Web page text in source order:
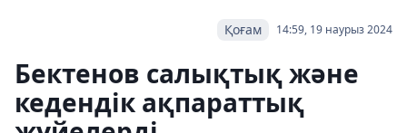
14:59, 19 наурыз 2024
Қоғам
Бектенов салықтық және
кедендік ақпараттық